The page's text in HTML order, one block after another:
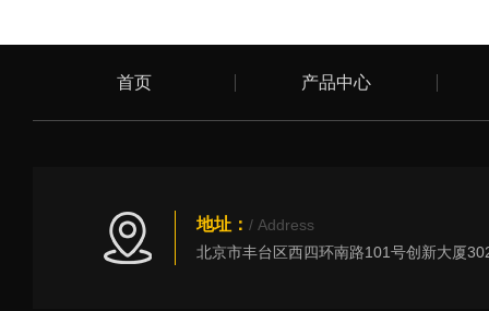
首页 产品中心
地址： / Address